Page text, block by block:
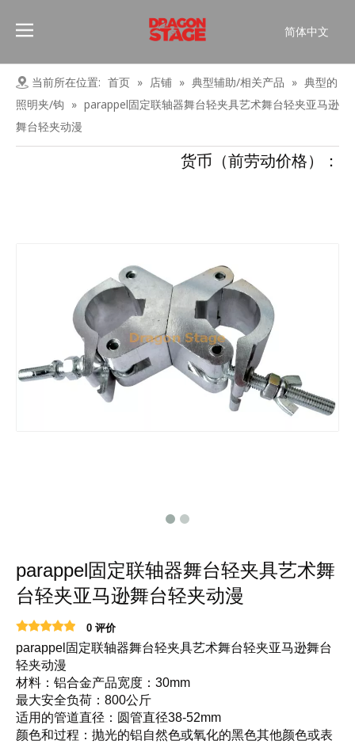
简体中文
Pусский
Español
العربية
English
当前所在位置: 首页 » 店铺 » 典型辅助/相关产品 » 典型的
照明夹/钩 » parappel固定联轴器舞台轻夹具艺术舞台轻夹亚马逊
舞台轻夹动漫
货币（前劳动价格）：
parappel固定联轴器舞台轻夹具艺术舞
台轻夹亚马逊舞台轻夹动漫
0 评价
parappel固定联轴器舞台轻夹具艺术舞台轻夹亚马逊舞台
轻夹动漫
材料：铝合金产品宽度：30mm
最大安全负荷：800公斤
适用的管道直径：圆管直径38-52mm
颜色和过程：抛光的铝自然色或氧化的黑色其他颜色或表